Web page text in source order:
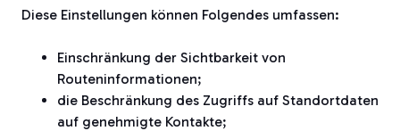
Diese Einstellungen können Folgendes umfassen:
Einschränkung der Sichtbarkeit von
Routeninformationen;
die Beschränkung des Zugriffs auf Standortdaten
auf genehmigte Kontakte;